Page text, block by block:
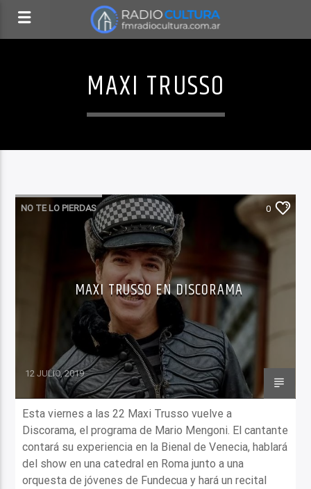
MAXI TRUSSO
NO TE LO PIERDAS 0
MAXI TRUSSO EN DISCORAMA
12 JULIO, 2019
Esta viernes a las 22 Maxi Trusso vuelve a
Discorama, el programa de Mario Mengoni. El cantante
contará su experiencia en la Bienal de Venecia, hablará
del show en una catedral en Roma junto a una
orquesta de jóvenes de Fundecua y hará un recital